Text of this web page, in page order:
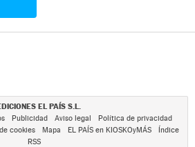
EL PAÍS S.L.
Publicidad Aviso legal
Política de privacidad
cookies Mapa EL PAÍS en KIOSKOyMÁS
Índice
RSS